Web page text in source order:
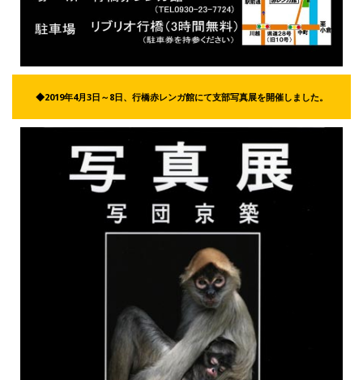
◆2019年4月3日～8日、行橋赤レンガ館にて支部写真展を開催しました。